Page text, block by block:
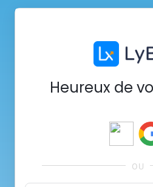
Heureux de